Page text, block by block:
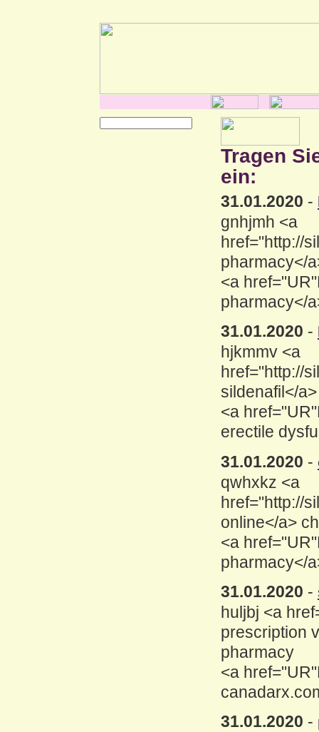
Tragen
ein:
31.01.2020 -
gnhjmh <a
href="http://
pharmacy</
<a
pharmacy</
31.01.2020 -
hjkmmv <a
href="http://
sildenafil</
<a
erectile
31.01.2020 -
qwhxkz <a
href="http://
online</a>
<a
pharmacy</
31.01.2020 -
huljbj <a
prescription
pharmacy
<a
31.01.2020 -